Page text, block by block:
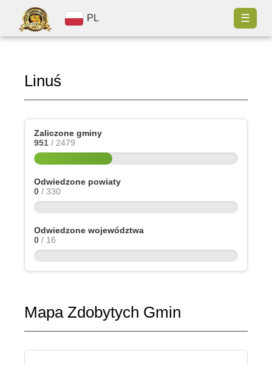
PL ☰
Linuś
Zaliczone gminy
951 / 2479
Odwiedzone powiaty
0 / 330
Odwiedzone województwa
0 / 16
Mapa Zdobytych Gmin